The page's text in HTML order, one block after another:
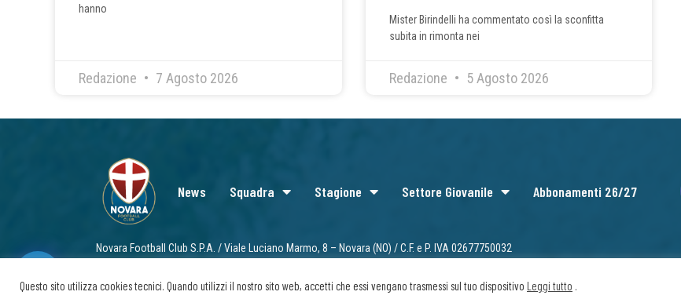
hanno
Redazione 7 Agosto 2026
Mister Birindelli ha commentato così la sconfitta
subita in rimonta nei
Redazione 5 Agosto 2026
News Squadra Stagione Settore Giovanile Abbonamenti 26/27
Novara Football Club S.P.A. / Viale Luciano Marmo, 8 – Novara (NO) / C.F. e P. IVA 02677750032
Questo sito utilizza cookies tecnici. Quando utilizzi il nostro sito web, accetti che essi vengano trasmessi sul tuo dispositivo Leggi tutto